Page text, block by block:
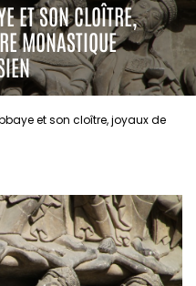
ET SON CLOÎTRE,
MONASTIQUE
et son cloître, joyaux de